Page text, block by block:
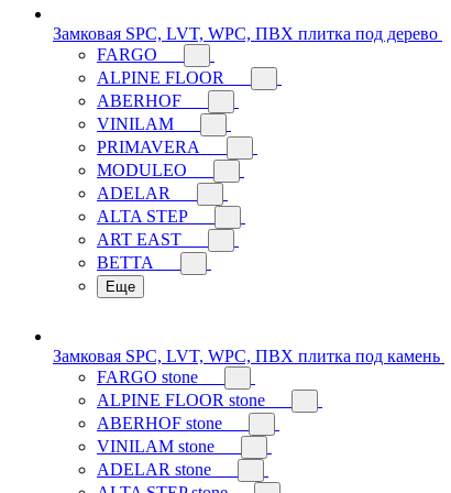
Замковая SPC, LVT, WPC, ПВХ плитка под дерево
FARGO
ALPINE FLOOR
ABERHOF
VINILAM
PRIMAVERA
MODULEO
ADELAR
ALTA STEP
ART EAST
BETTA
Еще
Замковая SPC, LVT, WPC, ПВХ плитка под камень
FARGO stone
ALPINE FLOOR stone
ABERHOF stone
VINILAM stone
ADELAR stone